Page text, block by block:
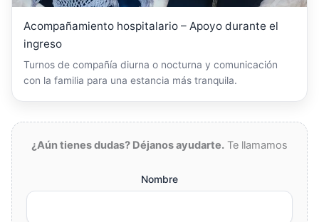
Acompañamiento hospitalario – Apoyo durante el
ingreso
Turnos de compañía diurna o nocturna y comunicación
con la familia para una estancia más tranquila.
¿Aún tienes dudas? Déjanos ayudarte. Te llamamos
Nombre